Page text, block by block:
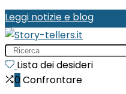
Leggi notizie e blog
Search
for:Lista dei desideri
0 Confrontare